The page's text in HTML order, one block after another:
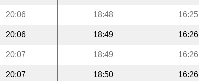
16:25
18:48
20:06
16:26
18:49
20:06
16:26
18:49
20:07
16:26
18:50
20:07